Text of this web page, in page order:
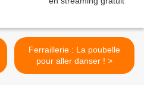
Ferraillerie : La poubelle
pour aller danser ! >